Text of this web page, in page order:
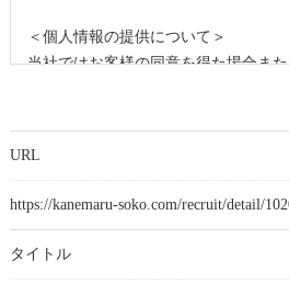
＜個人情報の提供について＞
当社ではお客様の同意を得た場合ま
当社では、利用目的の達成に必要な
これらの委託先に対しては個人情報
URL
https://kanemaru-soko.com/recruit/detail/
タイトル